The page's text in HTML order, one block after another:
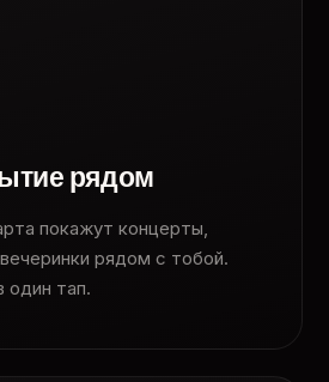
рядом
покажут концерты,
рядом с тобой.
один тап.